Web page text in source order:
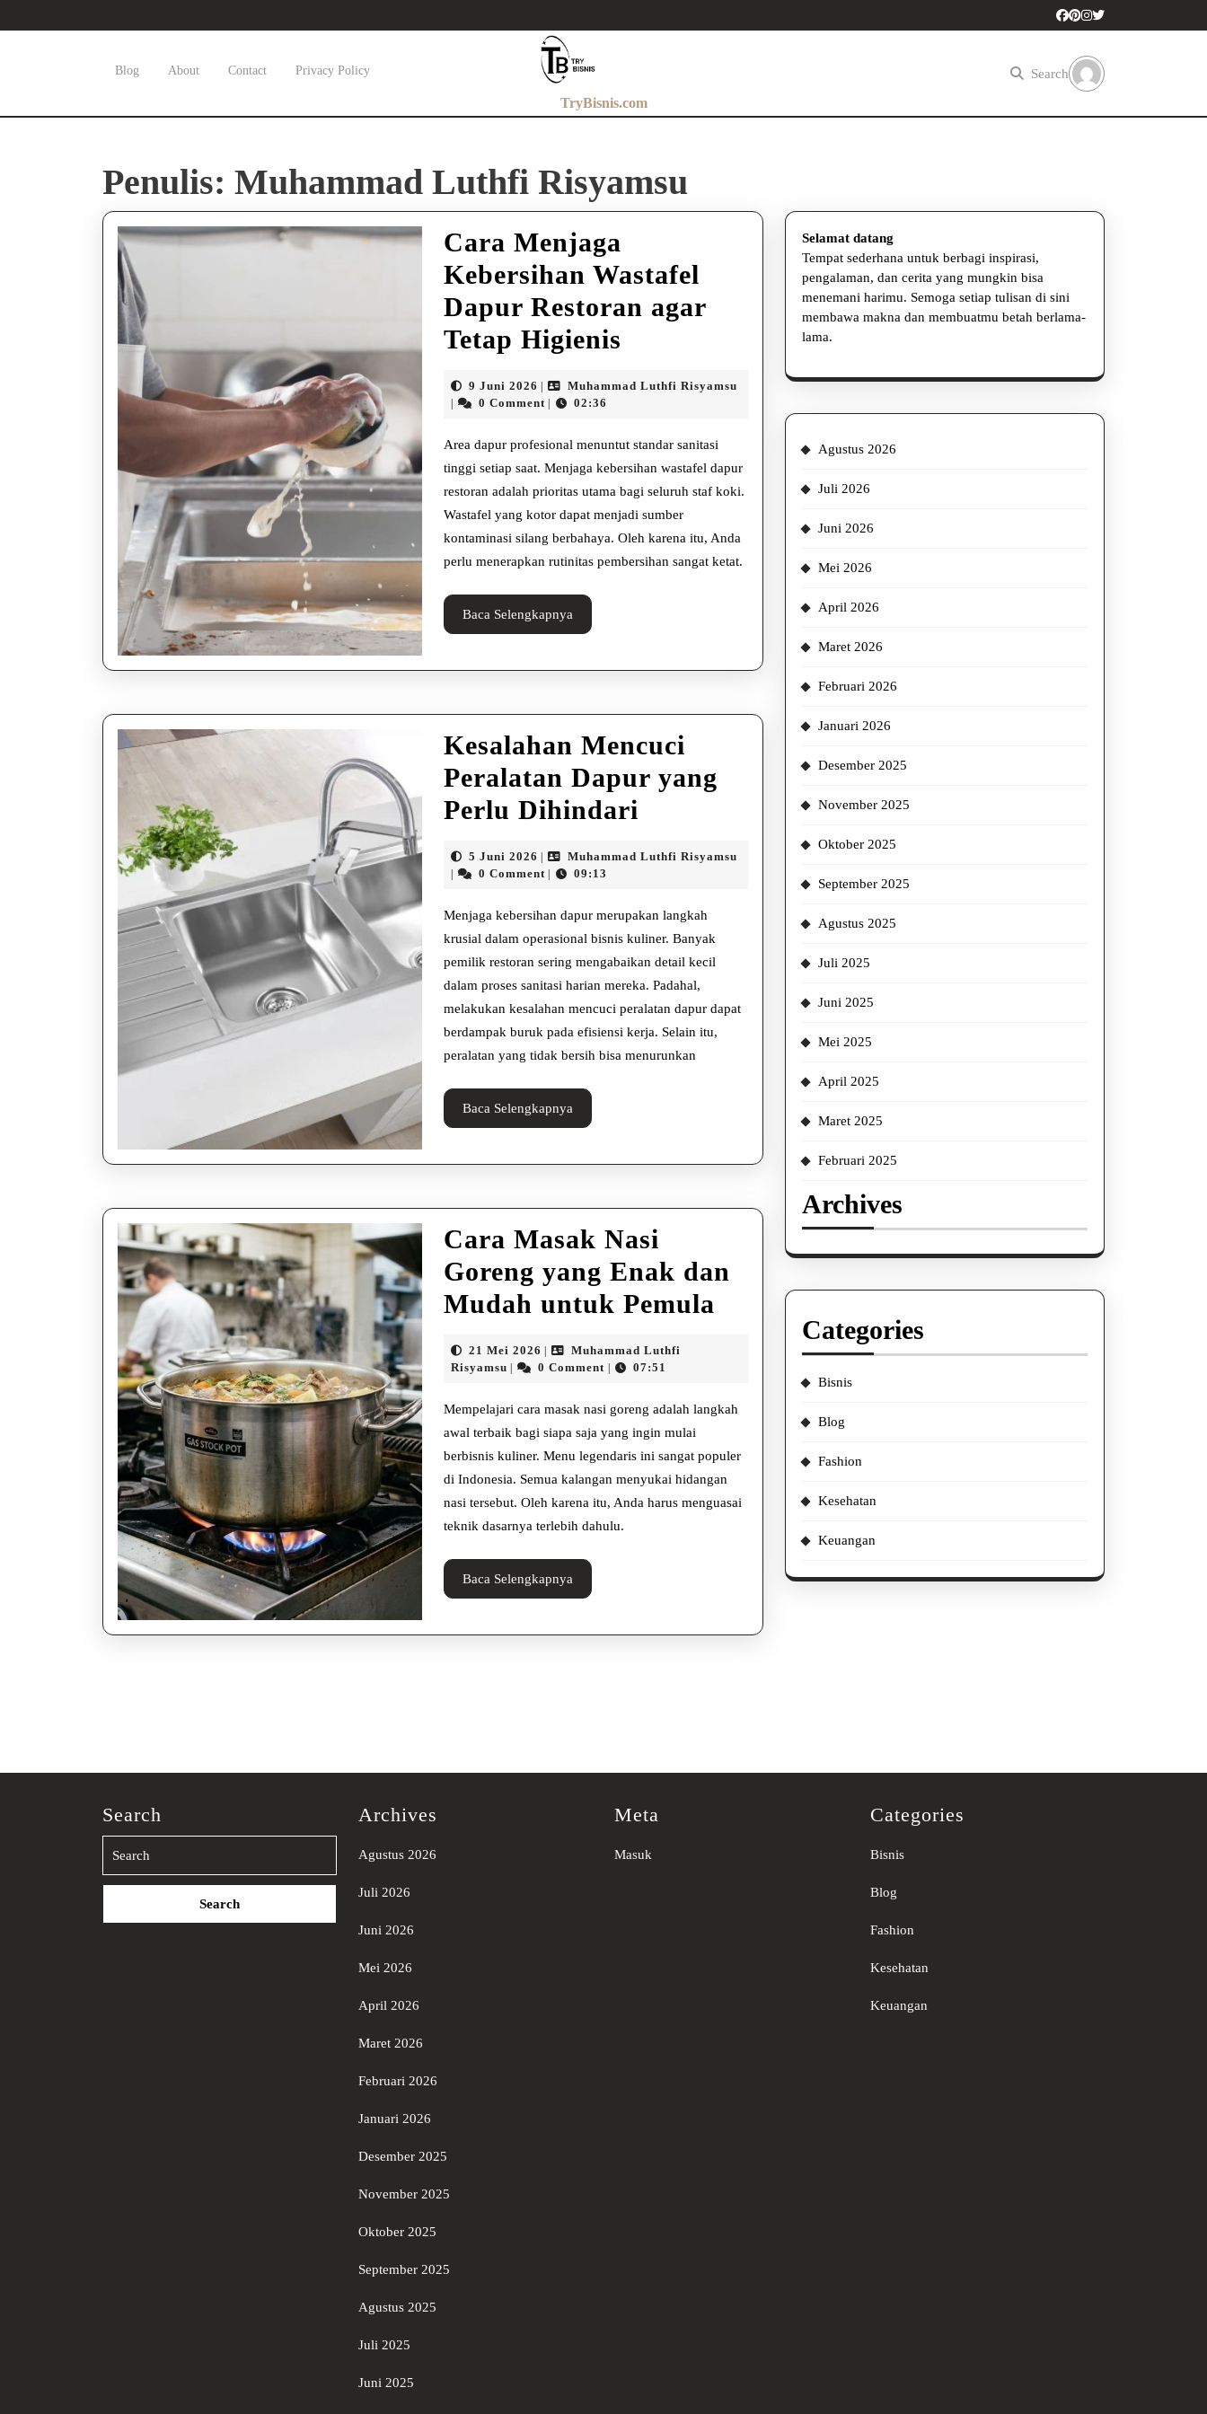
to
Blog About Contact Privacy Policy
TryBisnis.com
Search
Penulis: Muhammad Luthfi Risyamsu
Cara Menjaga
Kebersihan Wastafel
Dapur Restoran agar
Tetap Higienis
Kebersihan
Wastafel
Dapur
Restoran
agar
Tetap
9 Juni 2026 9
Juni
Muhammad Luthfi Risyamsu Muhammad
Risyamsu
0 Comment 02:36
Area dapur profesional menuntut standar sanitasi
tinggi setiap saat. Menjaga kebersihan wastafel dapur
restoran adalah prioritas utama bagi seluruh staf koki.
Wastafel yang kotor dapat menjadi sumber
kontaminasi silang berbahaya. Oleh karena itu, Anda
perlu menerapkan rutinitas pembersihan sangat ketat.
Baca Selengkapnya
Selengkapnya
Kesalahan Mencuci
Peralatan Dapur yang
Perlu Dihindari
Peralatan
Dapur
yang
Perlu
Dihindari
5 Juni 2026 5
Juni
Muhammad Luthfi Risyamsu
0 Comment 09:13
Menjaga kebersihan dapur merupakan langkah
krusial dalam operasional bisnis kuliner. Banyak
pemilik restoran sering mengabaikan detail kecil
dalam proses sanitasi harian mereka. Padahal,
melakukan kesalahan mencuci peralatan dapur dapat
berdampak buruk pada efisiensi kerja. Selain itu,
peralatan yang tidak bersih bisa menurunkan
Baca Selengkapnya
Selengkapnya
Cara Masak Nasi
Goreng yang Enak dan
Mudah untuk Pemula
Goreng
Enak
dan
21 Mei 2026 21
Mei
Muhammad Luthfi
Risyamsu Muhammad
0 Comment 07:51
Mempelajari cara masak nasi goreng adalah langkah
awal terbaik bagi siapa saja yang ingin mulai
berbisnis kuliner. Menu legendaris ini sangat populer
di Indonesia. Semua kalangan menyukai hidangan
nasi tersebut. Oleh karena itu, Anda harus menguasai
teknik dasarnya terlebih dahulu.
Baca Selengkapnya
Selengkapnya
Selamat datang
Tempat sederhana untuk berbagi inspirasi,
pengalaman, dan cerita yang mungkin bisa
menemani harimu. Semoga setiap tulisan di sini
membawa makna dan membuatmu betah berlama-
lama.
Agustus 2026
Juli 2026
Juni 2026
Mei 2026
April 2026
Maret 2026
Februari 2026
Januari 2026
Desember 2025
November 2025
Oktober 2025
September 2025
Agustus 2025
Juli 2025
Juni 2025
Mei 2025
April 2025
Maret 2025
Februari 2025
Archives
Categories
Bisnis
Blog
Fashion
Kesehatan
Keuangan
Search
Search
Archives
Agustus 2026
Juli 2026
Juni 2026
Mei 2026
April 2026
Maret 2026
Februari 2026
Januari 2026
Desember 2025
November 2025
Oktober 2025
September 2025
Agustus 2025
Juli 2025
Juni 2025
Meta
Masuk
Categories
Bisnis
Blog
Fashion
Kesehatan
Keuangan